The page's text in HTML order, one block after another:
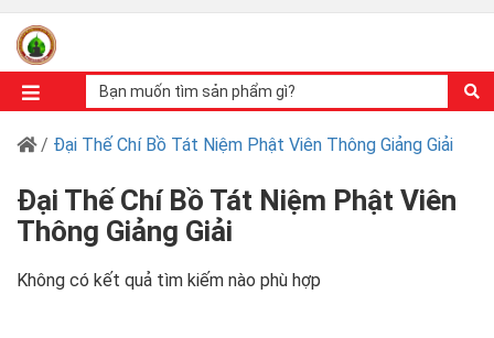
/ Đại Thế Chí Bồ Tát Niệm Phật Viên Thông Giảng Giải
Đại Thế Chí Bồ Tát Niệm Phật Viên
Thông Giảng Giải
Không có kết quả tìm kiếm nào phù hợp